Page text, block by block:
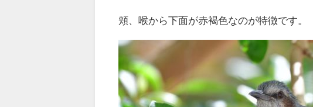
頬、喉から下面が赤褐色なのが特徴です。